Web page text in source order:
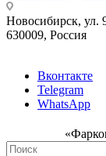
Новосибирск, ул.
630009, Россия
Вконтакте
Telegram
WhatsApp